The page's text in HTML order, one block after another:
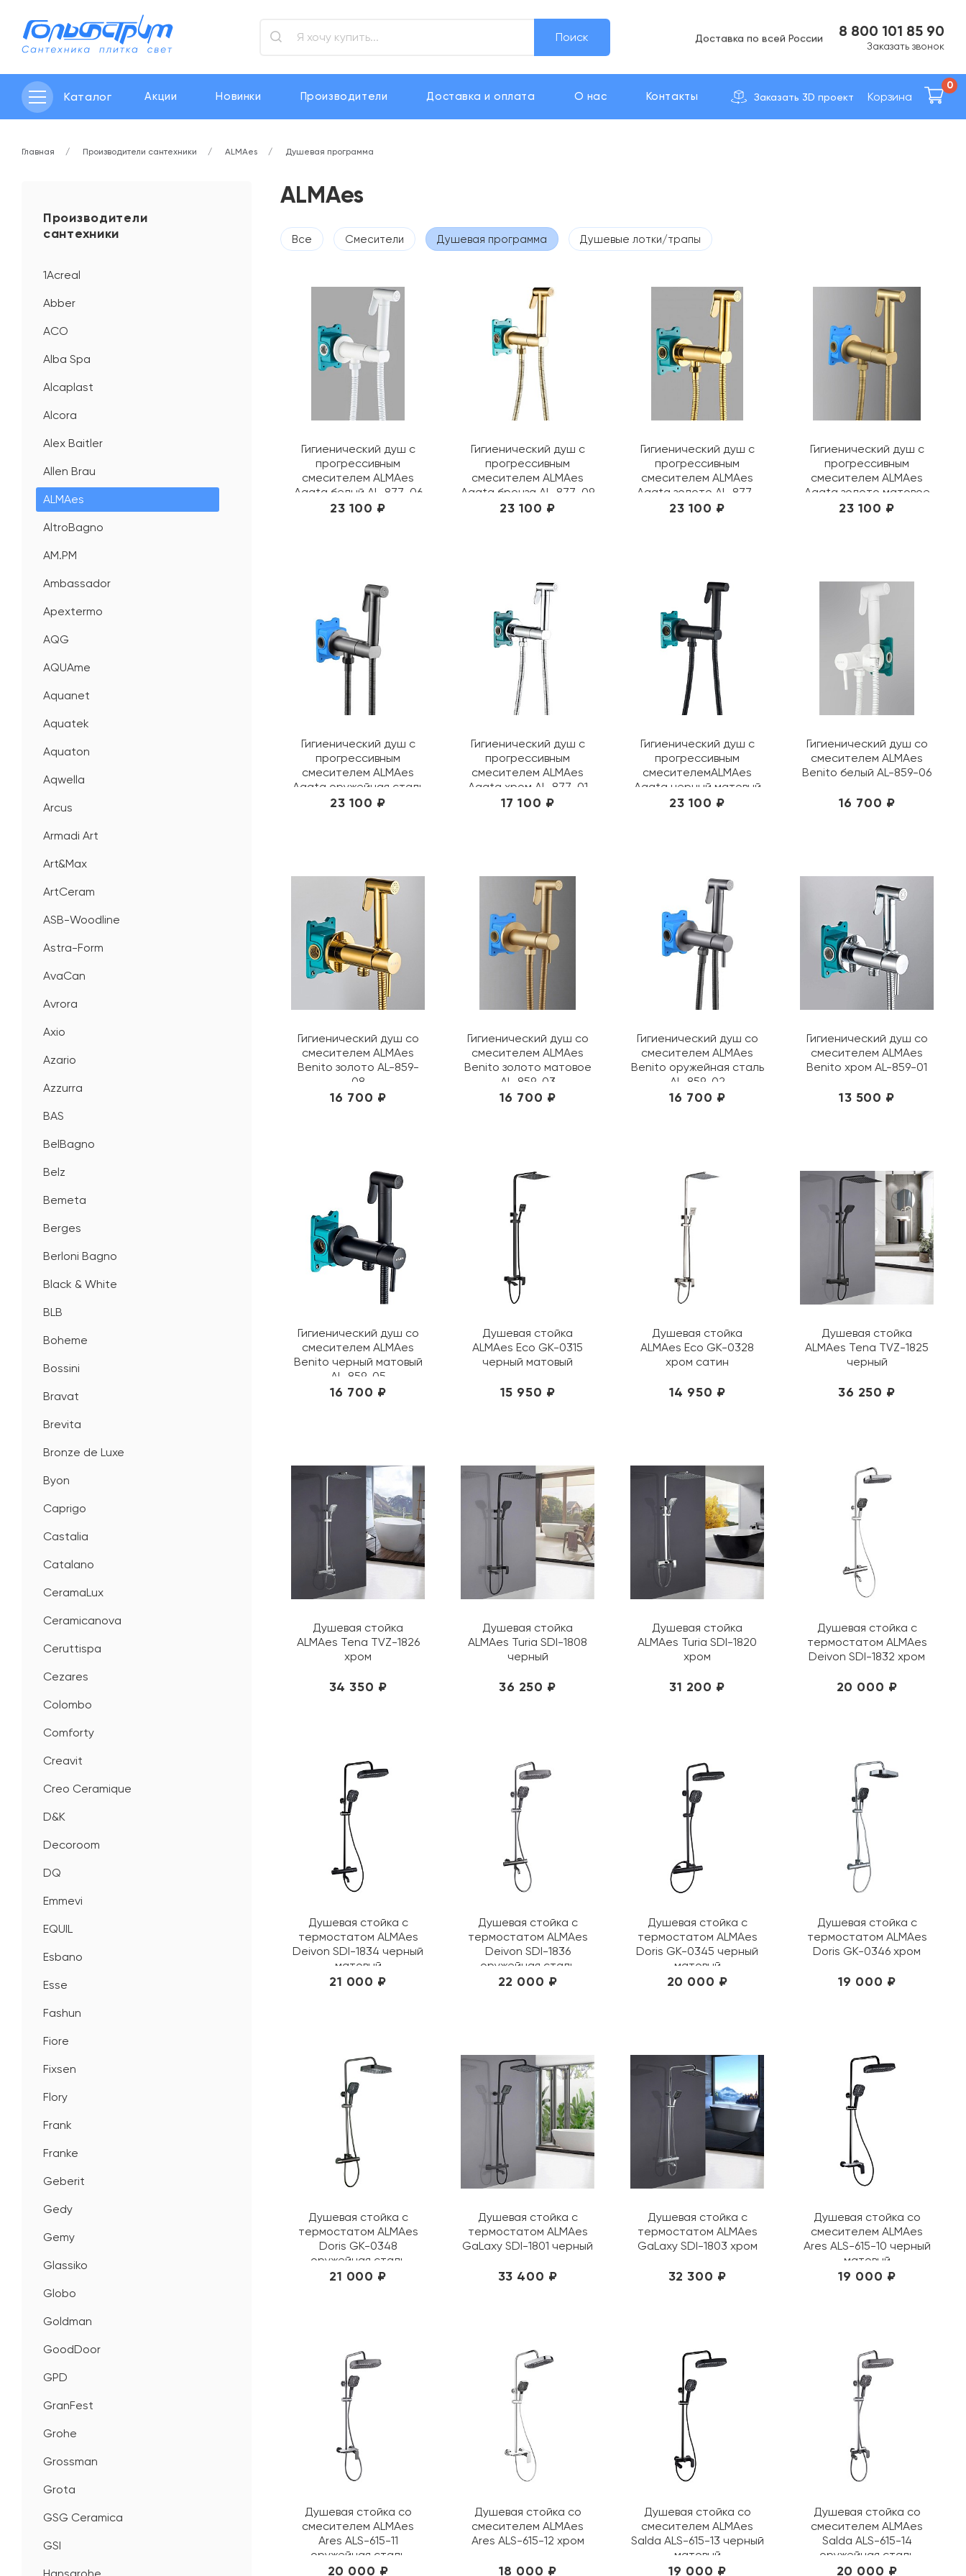
Поиск Доставка по вcей России 8 800 101 85 90
Заказать звонок
Каталог Акции Новинки Производители Доставка и оплата О нас Контакты Заказать 3D проект Корзина
0
Главная Производители сантехники ALMAes Душевая программа
Производители
сантехники
1Acreal
Abber
ACO
Alba Spa
Alcaplast
Alcora
Alex Baitler
Allen Brau
ALMAes
AltroBagno
AM.PM
Ambassador
Apextermo
AQG
AQUAme
Aquanet
Aquatek
Aquaton
Aqwella
Arcus
Armadi Art
Art&Max
ArtCeram
ASB-Woodline
Astra-Form
AvaCan
Avrora
Axio
Azario
Azzurra
BAS
BelBagno
Belz
Bemeta
Berges
Berloni Bagno
Black & White
BLB
Boheme
Bossini
Bravat
Brevita
Bronze de Luxe
Byon
Caprigo
Castalia
Catalano
CeramaLux
Ceramicanova
Ceruttispa
Cezares
Colombo
Comforty
Creavit
Creo Ceramique
D&K
Decoroom
DQ
Emmevi
EQUIL
Esbano
Esse
Fashun
Fiore
Fixsen
Flory
Frank
Franke
Geberit
Gedy
Gemy
Glassiko
Globo
Goldman
GoodDoor
GPD
GranFest
Grohe
Grossman
Grota
GSG Ceramica
GSI
ALMAes
Все Смесители Душевая программа Душевые лотки/трапы
Гигиенический душ с
прогрессивным
смесителем ALMAes
Agata белый AL-877-06
23 100 ₽
Гигиенический душ с
прогрессивным
смесителем ALMAes
Agata бронза AL-877-09
23 100 ₽
Гигиенический душ с
прогрессивным
смесителем ALMAes
Agata золото AL-877-
08
23 100 ₽
Гигиенический душ с
прогрессивным
смесителем ALMAes
Agata золото матовое
AL-877-03
23 100 ₽
Гигиенический душ с
прогрессивным
смесителем ALMAes
Agata оружейная сталь
AL-877-02
23 100 ₽
Гигиенический душ с
прогрессивным
смесителем ALMAes
Agata хром AL-877-01
17 100 ₽
Гигиенический душ с
прогрессивным
смесителемALMAes
Agata черный матовый
AL-877-05
23 100 ₽
Гигиенический душ со
смесителем ALMAes
Benito белый AL-859-06
16 700 ₽
Гигиенический душ со
смесителем ALMAes
Benito золото AL-859-
08
16 700 ₽
Гигиенический душ со
смесителем ALMAes
Benito золото матовое
AL-859-03
16 700 ₽
Гигиенический душ со
смесителем ALMAes
Benito оружейная сталь
AL-859-02
16 700 ₽
Гигиенический душ со
смесителем ALMAes
Benito хром AL-859-01
13 500 ₽
Гигиенический душ со
смесителем ALMAes
Benito черный матовый
AL-859-05
16 700 ₽
Душевая стойка
ALMAes Eco GK-0315
черный матовый
15 950 ₽
Душевая стойка
ALMAes Eco GK-0328
хром сатин
14 950 ₽
Душевая стойка
ALMAes Tena TVZ-1825
черный
36 250 ₽
Душевая стойка
ALMAes Tena TVZ-1826
хром
34 350 ₽
Душевая стойка
ALMAes Turia SDI-1808
черный
36 250 ₽
Душевая стойка
ALMAes Turia SDI-1820
хром
31 200 ₽
Душевая стойка с
термостатом ALMAes
Deivon SDI-1832 хром
20 000 ₽
Душевая стойка с
термостатом ALMAes
Deivon SDI-1834 черный
матовый
21 000 ₽
Душевая стойка с
термостатом ALMAes
Deivon SDI-1836
оружейная сталь
22 000 ₽
Душевая стойка с
термостатом ALMAes
Doris GK-0345 черный
матовый
20 000 ₽
Душевая стойка с
термостатом ALMAes
Doris GK-0346 хром
19 000 ₽
Душевая стойка с
термостатом ALMAes
Doris GK-0348
оружейная сталь
21 000 ₽
Душевая стойка с
термостатом ALMAes
GaLaxy SDI-1801 черный
33 400 ₽
Душевая стойка с
термостатом ALMAes
GaLaxy SDI-1803 хром
32 300 ₽
Душевая стойка со
смесителем ALMAes
Ares ALS-615-10 черный
матовый
19 000 ₽
Душевая стойка со
смесителем ALMAes
Ares ALS-615-11
оружейная сталь
20 000 ₽
Душевая стойка со
смесителем ALMAes
Ares ALS-615-12 хром
18 000 ₽
Душевая стойка со
смесителем ALMAes
Salda ALS-615-13 черный
матовый
19 000 ₽
Душевая стойка со
смесителем ALMAes
Salda ALS-615-14
оружейная сталь
20 000 ₽